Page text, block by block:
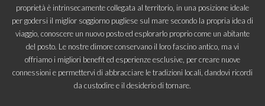
proprietà è intrinsecamente collegata al territorio, in una posizione ideale
per godersi il miglior soggiorno pugliese sul mare secondo la propria idea di
viaggio, conoscere un nuovo posto ed esplorarlo proprio come un abitante
del posto. Le nostre dimore conservano il loro fascino antico, ma vi
offriamo i migliori benefit ed esperienze esclusive, per creare nuove
connessioni e permettervi di abbracciare le tradizioni locali, dandovi ricordi
da custodire e il desiderio di tornare.